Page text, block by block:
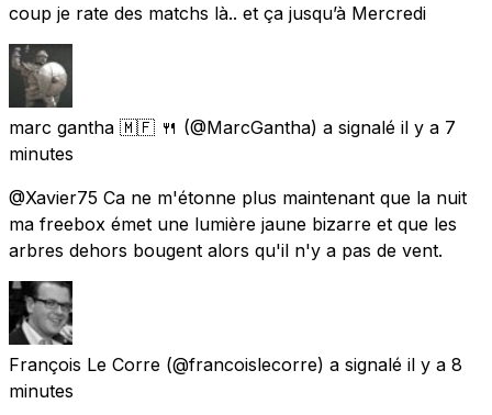
coup je rate des matchs là.. et ça jusqu’à Mercredi
marc gantha 🇲🇫 🍴 (@MarcGantha) a signalé il y a 7
minutes
@Xavier75 Ca ne m'étonne plus maintenant que la nuit
ma freebox émet une lumière jaune bizarre et que les
arbres dehors bougent alors qu'il n'y a pas de vent.
François Le Corre (@francoislecorre) a signalé il y a 8
minutes